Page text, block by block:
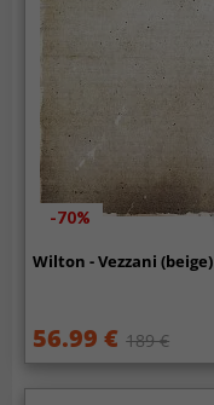
-70%
Wilton - Vezzani (beige)
56.99 € 189 €